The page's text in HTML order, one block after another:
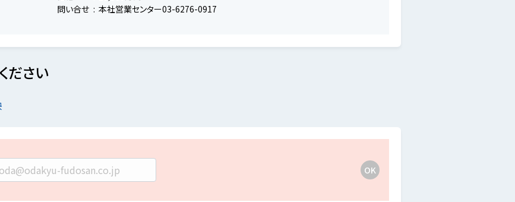
問い合せ
本社営業センター03-6276-0917
ださい